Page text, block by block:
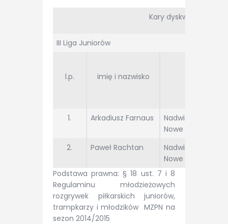
Kary dyskwalifikacji
III Liga Juniorów
l.p. imię i nazwisko
1. Arkadiusz Farnaus
Nadwiślanka
Nowe Brzesko
2.
Paweł Rachtan
Nadwiślanka
Nowe Brzesko
Podstawa prawna: § 18 ust. 7 i 8
Regulaminu młodzieżowych
rozgrywek piłkarskich juniorów,
trampkarzy i młodzików MZPN na
sezon 2014/2015